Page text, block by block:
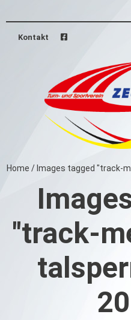
Kontakt
Home /Images tagged "track-
"track-